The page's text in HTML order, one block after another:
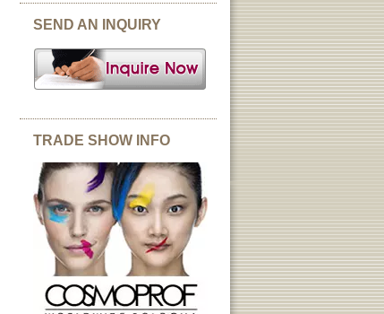
SEND AN INQUIRY
TRADE SHOW INFO